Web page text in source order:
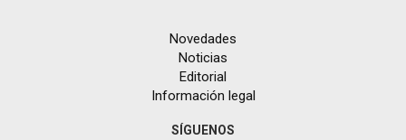
Novedades
Noticias
Editorial
Información legal
SÍGUENOS